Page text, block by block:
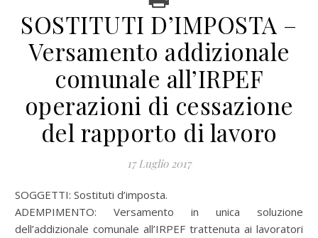
SOSTITUTI D’IMPOSTA –
Versamento addizionale
comunale all’IRPEF
operazioni di cessazione
del rapporto di lavoro
17 Luglio 2017
SOGGETTI: Sostituti d’imposta.
ADEMPIMENTO: Versamento in unica soluzione
dell’addizionale comunale all’IRPEF trattenuta ai lavoratori